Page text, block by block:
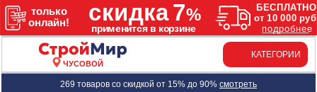
ЧУСОВОЙ
КАТЕГОРИИ
269 товаров со скидкой от 15% до 90% смотреть